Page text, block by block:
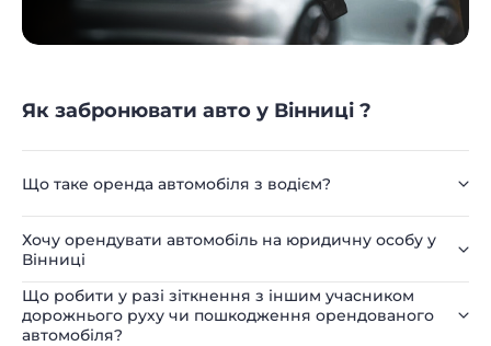
Як забронювати авто у Вінниці ?
Що таке оренда автомобіля з водієм?
Хочу орендувати автомобіль на юридичну особу у
Вінниці
Що робити у разі зіткнення з іншим учасником
дорожнього руху чи пошкодження орендованого
автомобіля?